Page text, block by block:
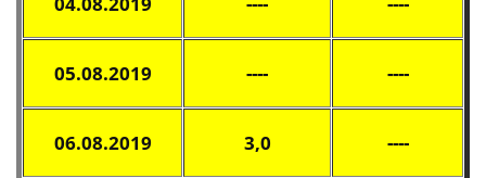
05.08.2019 ---- ----
06.08.2019 3,0 ----